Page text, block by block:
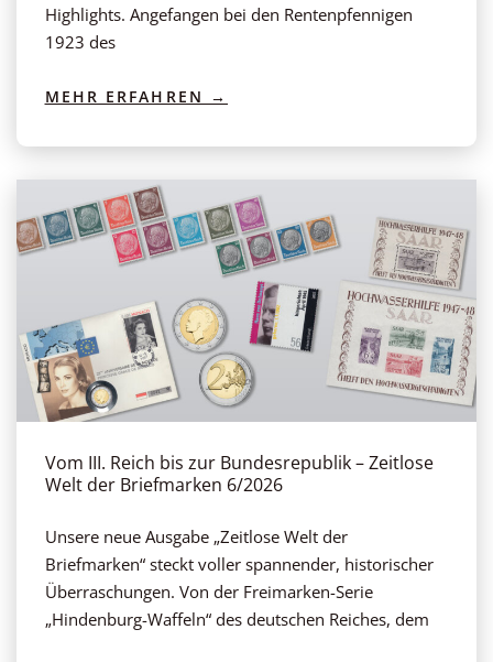
Highlights. Angefangen bei den Rentenpfennigen
1923 des
MEHR ERFAHREN →
Vom III. Reich bis zur Bundesrepublik – Zeitlose
Welt der Briefmarken 6/2026
Unsere neue Ausgabe „Zeitlose Welt der
Briefmarken“ steckt voller spannender, historischer
Überraschungen. Von der Freimarken-Serie
„Hindenburg-Waffeln“ des deutschen Reiches, dem